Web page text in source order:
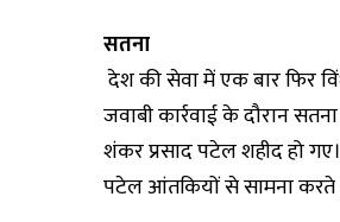
सतना
देश की सेवा में एक बार फिर
जवाबी कार्रवाई के दौरान
शंकर प्रसाद पटेल शहीद हो
पटेल आंतकियों से सामना करते